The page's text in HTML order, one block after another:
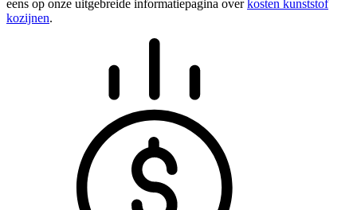
eens op onze uitgebreide informatiepagina overkosten kunststof
kozijnen.